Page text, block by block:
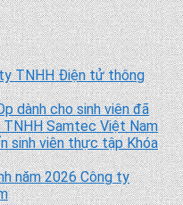
TNHH Điện tử thông
dành cho sinh viên đã
TNHH Samtec Việt Nam
sinh viên thực tập Khóa
năm 2026 Công ty